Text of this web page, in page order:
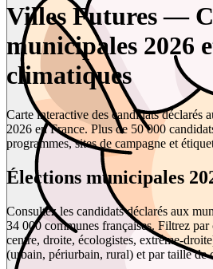
Villes Futures —
municipales 2026
climatiques
Carte interactive des candidats déclarés
2026 en France. Plus de 50 000
programmes, sites de campagne et
Élections municipales
Consultez les candidats déclarés aux
34 000 communes françaises. Filtrez
centre, droite, écologistes, extrême-
(urbain, périurbain, rural) et par taille de